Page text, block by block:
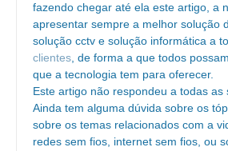
fazendo chegar até ela este artigo, a
apresentar sempre a melhor solução
solução cctv e solução informática a
clientes , de forma a que todos
que a tecnologia tem para oferecer.
Este artigo não respondeu a todas as
Ainda tem alguma dúvida sobre os
sobre os temas relacionados com a
redes sem fios, internet sem fios, ou